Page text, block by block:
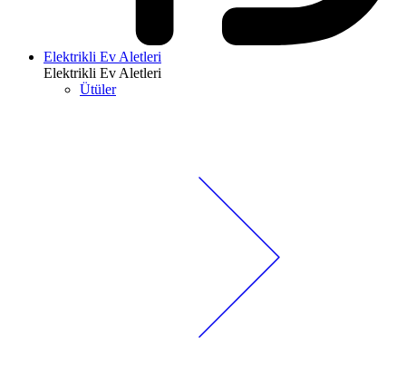
Elektrikli Ev Aletleri
Elektrikli Ev Aletleri
Ütüler